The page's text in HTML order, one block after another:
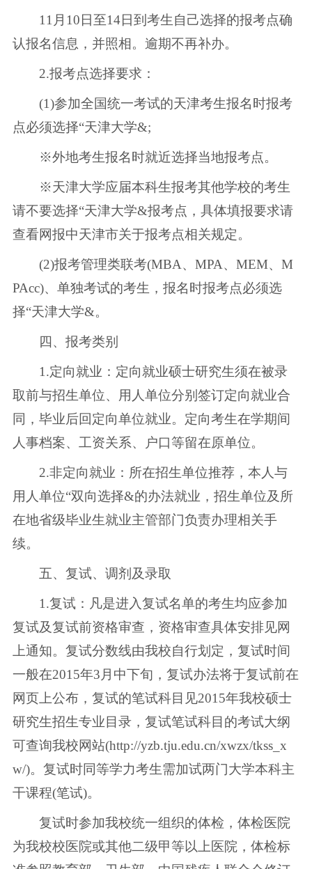
11月10日至14日到考生自己选择的报考点确
认报名信息，并照相。逾期不再补办。
2.报考点选择要求：
(1)参加全国统一考试的天津考生报名时报考
点必须选择“天津大学&;
※外地考生报名时就近选择当地报考点。
※天津大学应届本科生报考其他学校的考生
请不要选择“天津大学&报考点，具体填报要求请
查看网报中天津市关于报考点相关规定。
(2)报考管理类联考(MBA、MPA、MEM、M
PAcc)、单独考试的考生，报名时报考点必须选
择“天津大学&。
四、报考类别
1.定向就业：定向就业硕士研究生须在被录
取前与招生单位、用人单位分别签订定向就业合
同，毕业后回定向单位就业。定向考生在学期间
人事档案、工资关系、户口等留在原单位。
2.非定向就业：所在招生单位推荐，本人与
用人单位“双向选择&的办法就业，招生单位及所
在地省级毕业生就业主管部门负责办理相关手
续。
五、复试、调剂及录取
1.复试：凡是进入复试名单的考生均应参加
复试及复试前资格审查，资格审查具体安排见网
上通知。复试分数线由我校自行划定，复试时间
一般在2015年3月中下旬，复试办法将于复试前在
网页上公布，复试的笔试科目见2015年我校硕士
研究生招生专业目录，复试笔试科目的考试大纲
可查询我校网站(http://yzb.tju.edu.cn/xwzx/tkss_x
w/)。复试时同等学力考生需加试两门大学本科主
干课程(笔试)。
复试时参加我校统一组织的体检，体检医院
为我校校医院或其他二级甲等以上医院，体检标